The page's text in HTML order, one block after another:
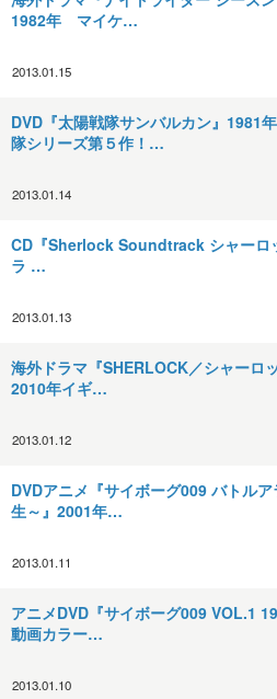
1982年 マイケ…
2013.01.15
DVD『太陽戦隊サンバルカン』1981
隊シリーズ第５作！…
2013.01.14
CD『Sherlock Soundtrack シャーロ
ラ …
2013.01.13
海外ドラマ『SHERLOCK／シャーロ
2010年イギ…
2013.01.12
DVDアニメ『サイボーグ009 バトル
生～』2001年…
2013.01.11
アニメDVD『サイボーグ009 VOL.1
動画カラー…
2013.01.10